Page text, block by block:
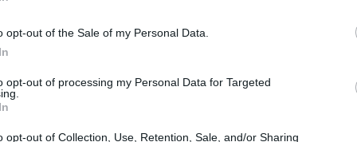
opt-out of the Sale of my Personal Data.
opt-out of processing my Personal Data for Targeted
opt-out of Collection, Use, Retention, Sale, and/or Sharing
18.343 μονάδων.
άνω του 9% σημειώνει η μετοχή της low
την αμερικανική επενδυτική